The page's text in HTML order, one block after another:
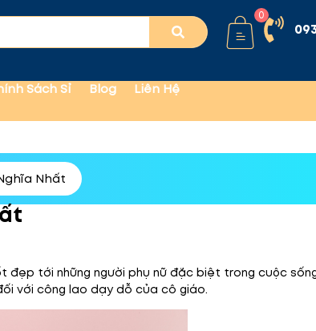
0
Sách Sỉ Blog Liên Hệ
Nhất
đẹp tới những người phụ nữ đặc biệt trong cuộc
với công lao dạy dỗ của cô giáo.